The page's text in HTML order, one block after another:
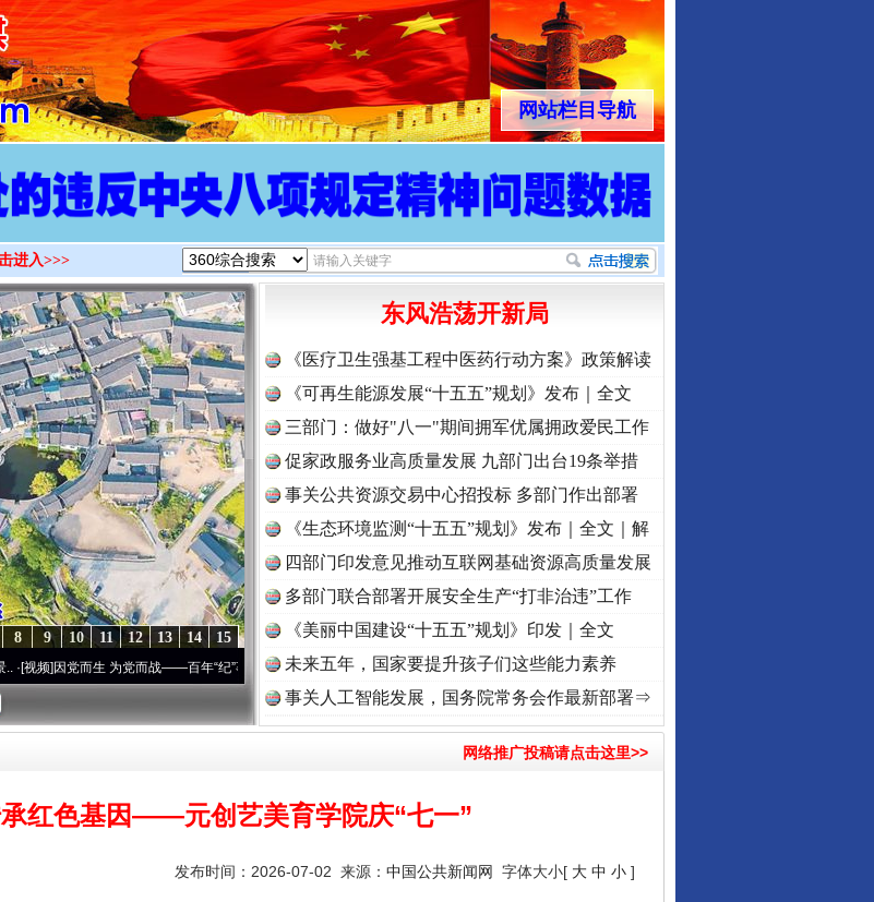
网站栏目导航
进入>>>
15
14
13
12
11
10
9
8
而生 为党而战——百年“纪”事⑧加强纪律.. ·[视频] 牢记初心使命 奋进复兴征程丨“转折之城”激荡..·[视频]牢记初心使命 奋进复兴征程丨红船起航处 潮起..
东风浩荡开新局
《医疗卫生强基工程中医药行动方案》政策解读
《可再生能源发展“十五五”规划》发布｜全文
三部门：做好"八一"期间拥军优属拥政爱民工作
促家政服务业高质量发展 九部门出台19条举措
事关公共资源交易中心招投标 多部门作出部署
《生态环境监测“十五五”规划》发布｜全文｜解
读
四部门印发意见推动互联网基础资源高质量发展
多部门联合部署开展安全生产“打非治违”工作
《美丽中国建设“十五五”规划》印发｜全文
未来五年，国家要提升孩子们这些能力素养
事关人工智能发展，国务院常务会作最新部署⇒
网络推广投稿请点击这里>>
红色基因——元创艺美育学院庆“七一”
发布时间：2026-07-02 来源： 中国公共新闻网 字体大小[ 大 中 小 ]